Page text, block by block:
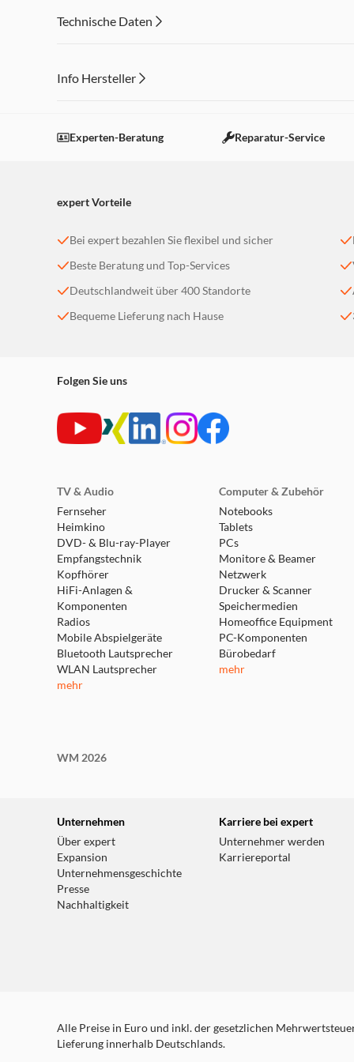
jeder Position
Technische Daten
Info Hersteller
Einstellungen anpassen
Experten-Beratung Reparatur-Service
expert Vorteile
Bei expert bezahlen Sie flexibel und sicher
Beste Beratung und Top-Services
Deutschlandweit über 400 Standorte
Bequeme Lieferung nach Hause
Folgen Sie uns
TV & Audio
Fernseher
Heimkino
DVD- & Blu-ray-Player
Empfangstechnik
Kopfhörer
HiFi-Anlagen &
Komponenten
Radios
Mobile Abspielgeräte
Bluetooth Lautsprecher
WLAN Lautsprecher
mehr
Computer & Zubehör
Notebooks
Tablets
PCs
Monitore & Beamer
Netzwerk
Drucker & Scanner
Speichermedien
Homeoffice Equipment
PC-Komponenten
Bürobedarf
mehr
WM 2026
Unternehmen
Über expert
Expansion
Unternehmensgeschichte
Presse
Nachhaltigkeit
Karriere bei expert
Unternehmer werden
Karriereportal
Alle Preise in Euro und inkl. der gesetzlichen
Lieferung innerhalb Deutschlands.